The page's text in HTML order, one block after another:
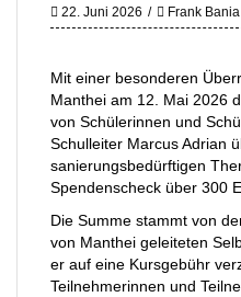
22. Juni 2026 Frank Bania
Mit einer besonderen
Manthei am 12. Mai 2026
von Schülerinnen und
Schulleiter Marcus Adrian
sanierungsbedürftigen
Spendenscheck über 300
Die Summe stammt von
von Manthei geleiteten
er auf eine Kursgebühr
Teilnehmerinnen und